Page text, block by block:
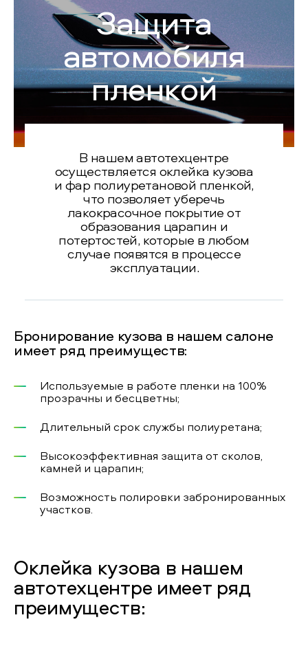
Защита
автомобиля
пленкой
В нашем автотехцентре
осуществляется оклейка кузова
и фар полиуретановой пленкой,
что позволяет уберечь
лакокрасочное покрытие от
образования царапин и
потертостей, которые в любом
случае появятся в процессе
эксплуатации.
Бронирование кузова в нашем салоне
имеет ряд преимуществ:
Используемые в работе пленки на 100%
прозрачны и бесцветны;
Длительный срок службы полиуретана;
Высокоэффективная защита от сколов,
камней и царапин;
Возможность полировки забронированных
участков.
Оклейка кузова в нашем
автотехцентре имеет ряд
преимуществ: